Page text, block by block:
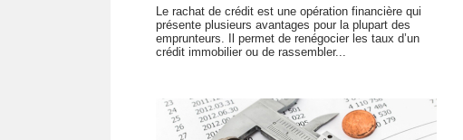
Le rachat de crédit est une opération financière qui
présente plusieurs avantages pour la plupart des
emprunteurs. Il permet de renégocier les taux d’un
crédit immobilier ou de rassembler...